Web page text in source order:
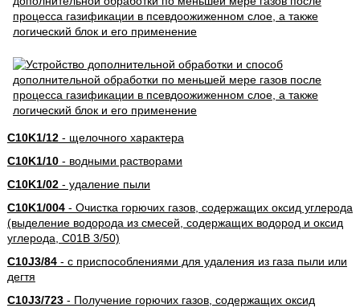
C10K1/12- щелочного характера
C10K1/10- водными растворами
C10K1/02- удаление пыли
C10K1/004- Очистка горючих газов, содержащих оксид углерода
(выделение водорода из смесей, содержащих водород и оксид
углерода, C01B 3/50)
C10J3/84- с приспособлениями для удаления из газа пыли или
дегтя
C10J3/723- Получение горючих газов, содержащих оксид